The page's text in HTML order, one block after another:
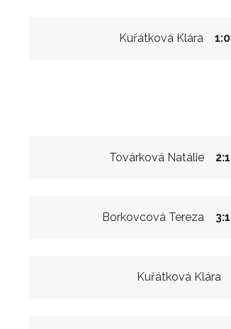
Kuřátková Klára 1:0
Továrková Natálie 2:1
Borkovcová Tereza 3:1
Kuřátková Klára